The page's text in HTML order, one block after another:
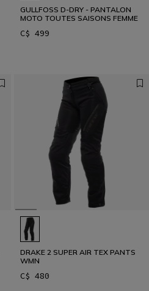
GULLFOSS D-DRY - PANTALON
MOTO TOUTES SAISONS FEMME
C$ 499
DRAKE 2 SUPER AIR TEX PANTS
WMN
C$ 480